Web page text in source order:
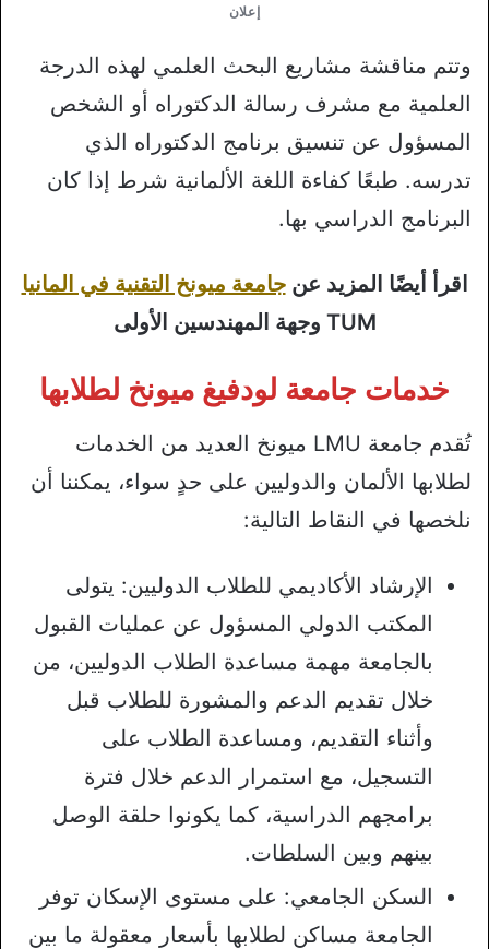
إعلان
وتتم مناقشة مشاريع البحث العلمي لهذه الدرجة
العلمية مع مشرف رسالة الدكتوراه أو الشخص
المسؤول عن تنسيق برنامج الدكتوراه الذي
تدرسه. طبعًا كفاءة اللغة الألمانية شرط إذا كان
البرنامج الدراسي بها.
اقرأ أيضًا المزيد عنجامعة ميونخ التقنية في المانيا
TUM وجهة المهندسين الأولى
خدمات جامعة لودفيغ ميونخ لطلابها
تُقدم جامعة LMU ميونخ العديد من الخدمات
لطلابها الألمان والدوليين على حدٍ سواء، يمكننا أن
نلخصها في النقاط التالية:
الإرشاد الأكاديمي للطلاب الدوليين: يتولى
المكتب الدولي المسؤول عن عمليات القبول
بالجامعة مهمة مساعدة الطلاب الدوليين، من
خلال تقديم الدعم والمشورة للطلاب قبل
وأثناء التقديم، ومساعدة الطلاب على
التسجيل، مع استمرار الدعم خلال فترة
برامجهم الدراسية، كما يكونوا حلقة الوصل
بينهم وبين السلطات.
السكن الجامعي: على مستوى الإسكان توفر
الجامعة مساكن لطلابها بأسعار معقولة ما بين